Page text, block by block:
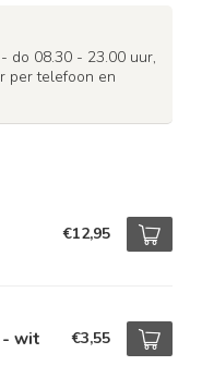
do 08.30 - 23.00 uur,
per telefoon en
€12,95
- wit €3,55